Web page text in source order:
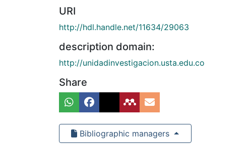
URI
http://hdl.handle.net/11634/29063
description domain:
http://unidadinvestigacion.usta.edu.co
Share
Bibliographic managers